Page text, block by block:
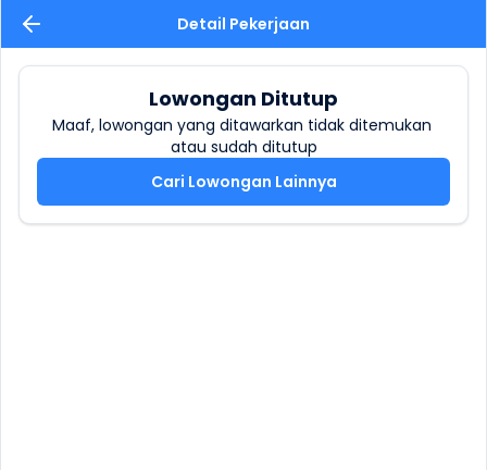
Detail Pekerjaan
Lowongan Ditutup
Maaf, lowongan yang ditawarkan tidak ditemukan
atau sudah ditutup
Cari Lowongan Lainnya